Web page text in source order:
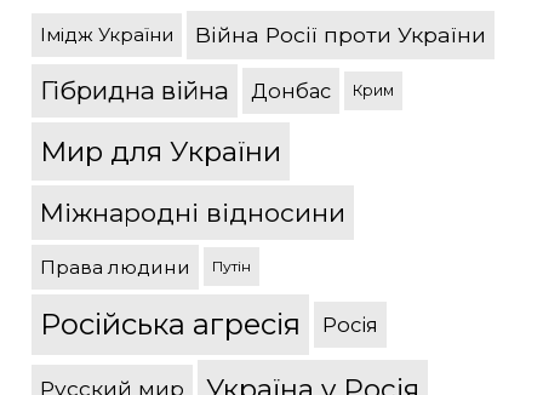
Імідж України Війна Росії проти України
Гібридна війна Донбас Крим
Мир для України
Міжнародні відносини
Права людини Путін
Російська агресія Росія
Русский мир